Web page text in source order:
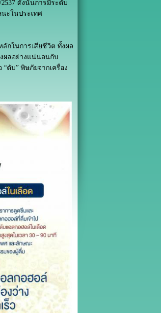
ดังนั้นการมีระดับ
ะในประเทศ
กในการเสียชีวิต ทั้งผล
ผลอย่างแน่นอนกับ
ตับ” พิษภัยจากเครื่อง